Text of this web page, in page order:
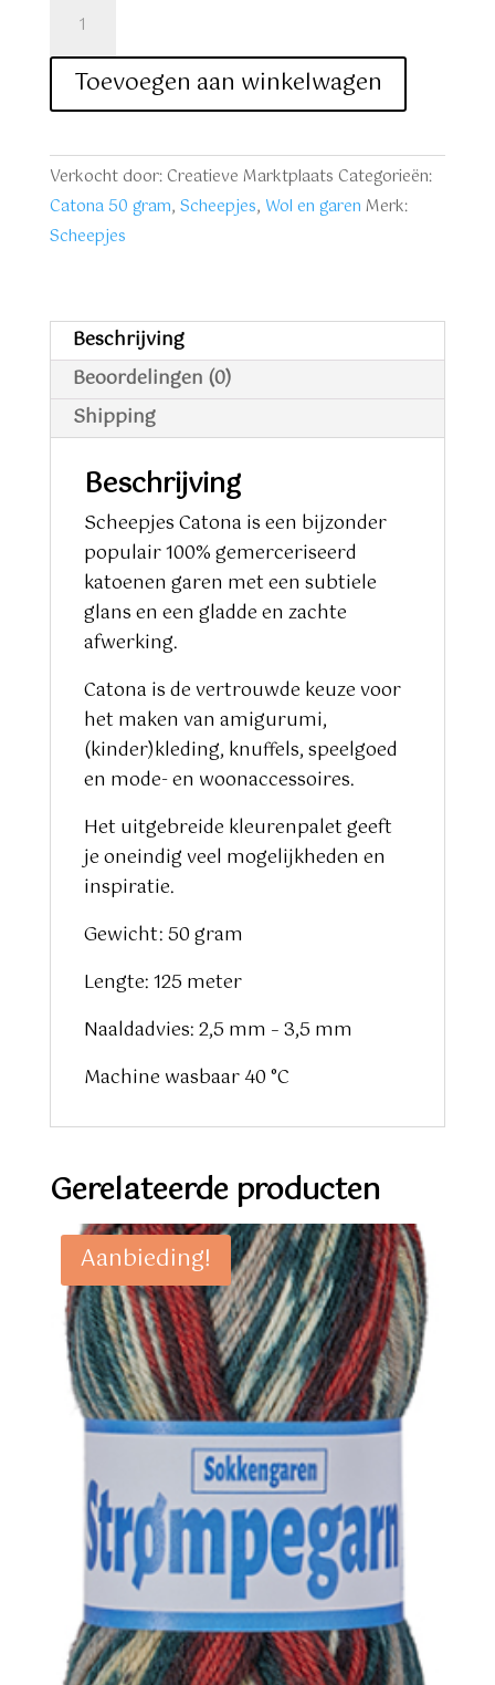
Catona
504
bruin
Toevoegen aan winkelwagen
Verkocht door: Creatieve Marktplaats Categorieën:
Catona 50 gram, Scheepjes, Wol en garen Merk:
Scheepjes
Beschrijving
Beoordelingen (0)
Shipping
Beschrijving
Scheepjes Catona is een bijzonder
populair 100% gemerceriseerd
katoenen garen met een subtiele
glans en een gladde en zachte
afwerking.
Catona is de vertrouwde keuze voor
het maken van amigurumi,
(kinder)kleding, knuffels, speelgoed
en mode- en woonaccessoires.
Het uitgebreide kleurenpalet geeft
je oneindig veel mogelijkheden en
inspiratie.
Gewicht: 50 gram
Lengte: 125 meter
Naaldadvies: 2,5 mm – 3,5 mm
Machine wasbaar 40 °C
Gerelateerde producten
Aanbieding!